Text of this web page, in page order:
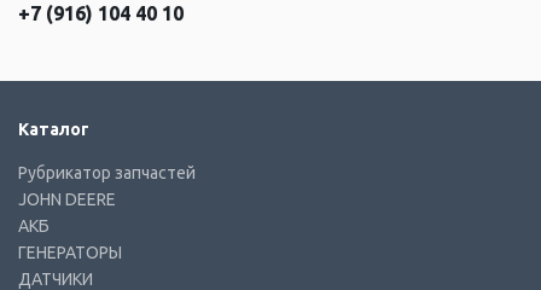
+7 (916) 104 40 10
Каталог
Рубрикатор запчастей
JOHN DEERE
АКБ
ГЕНЕРАТОРЫ
ДАТЧИКИ